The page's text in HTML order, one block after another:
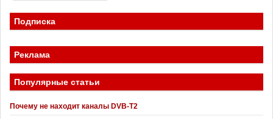
Подписка
Реклама
Популярные статьи
Почему не находит каналы DVB-T2